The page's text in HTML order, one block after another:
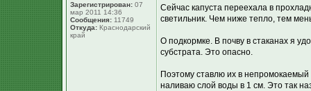
Зарегистрирован: 07
мар 2011 14:36
Сообщения: 11749
Откуда: Краснодарский
край
Сейчас капуста переехала в
светильник. Чем ниже тепло, тем
О подкормке. В почву в стаканах я
субстрата. Это опасно.
Поэтому ставлю их в
наливаю слой воды в 1 см. Это так